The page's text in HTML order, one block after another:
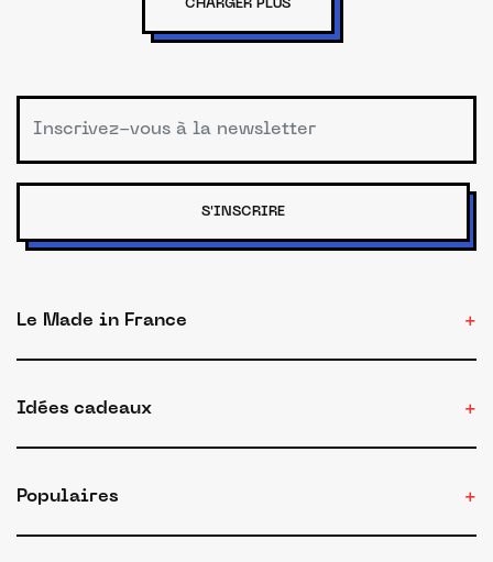
CHARGER PLUS
S'INSCRIRE
Le Made in France
Idées cadeaux
Populaires